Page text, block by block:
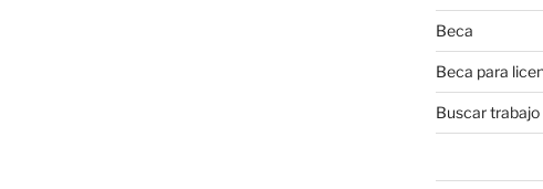
Beca
Beca para
Buscar